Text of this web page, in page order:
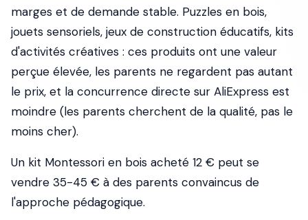
marges et de demande stable. Puzzles en bois,
jouets sensoriels, jeux de construction éducatifs, kits
d'activités créatives : ces produits ont une valeur
perçue élevée, les parents ne regardent pas autant
le prix, et la concurrence directe sur AliExpress est
moindre (les parents cherchent de la qualité, pas le
moins cher).
Un kit Montessori en bois acheté 12 € peut se
vendre 35-45 € à des parents convaincus de
l'approche pédagogique.